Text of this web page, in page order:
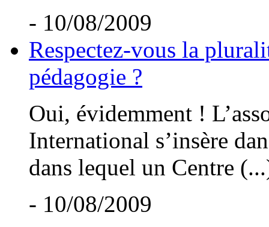
- 10/08/2009
Respectez-vous la
pédagogie ?
Oui, évidemment !
International s’insère
dans lequel un Centre
- 10/08/2009